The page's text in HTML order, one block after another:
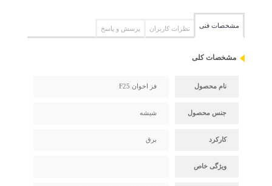
مشخصات فنی نظرات کاربران پرسش و پاسخ
مشخصات کلی
نام محصول فر اخوان F25
جنس محصول شیشه
کارکرد برق
ویژگی خاص